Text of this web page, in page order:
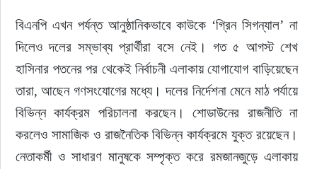
বিএনপি এখন পর্যন্ত আনুষ্ঠানিকভাবে কাউকে ‘গ্রিন সিগন্যাল’ না
দিলেও দলের সম্ভাব্য প্রার্থীরা বসে নেই। গত ৫ আগস্ট শেখ
হাসিনার পতনের পর থেকেই নির্বাচনী এলাকায় যোগাযোগ বাড়িয়েছেন
তারা, আছেন গণসংযোগের মধ্যে। দলের নির্দেশনা মেনে মাঠ পর্যায়ে
বিভিন্ন কার্যক্রম পরিচালনা করছেন। শোডাউনের রাজনীতি না
করলেও সামাজিক ও রাজনৈতিক বিভিন্ন কার্যক্রমে যুক্ত রয়েছেন।
নেতাকর্মী ও সাধারণ মানুষকে সম্পৃক্ত করে রমজানজুড়ে এলাকায়